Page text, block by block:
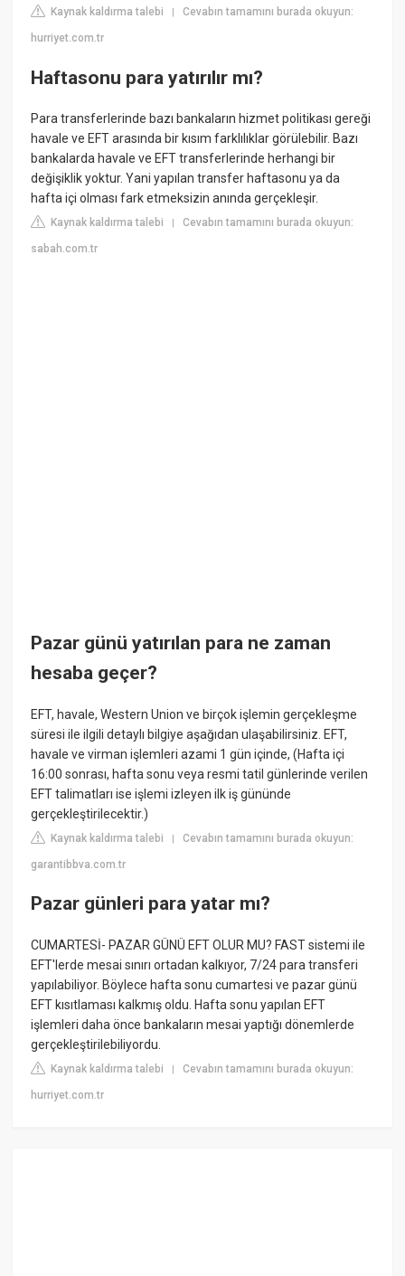
Kaynak kaldırma talebi |Cevabın tamamını burada okuyun:
hurriyet.com.tr
Haftasonu para yatırılır mı?
Para transferlerinde bazı bankaların hizmet politikası gereği
havale ve EFT arasında bir kısım farklılıklar görülebilir. Bazı
bankalarda havale ve EFT transferlerinde herhangi bir
değişiklik yoktur. Yani yapılan transfer haftasonu ya da
hafta içi olması fark etmeksizin anında gerçekleşir.
Kaynak kaldırma talebi |Cevabın tamamını burada okuyun:
sabah.com.tr
Pazar günü yatırılan para ne zaman
hesaba geçer?
EFT, havale, Western Union ve birçok işlemin gerçekleşme
süresi ile ilgili detaylı bilgiye aşağıdan ulaşabilirsiniz. EFT,
havale ve virman işlemleri azami 1 gün içinde, (Hafta içi
16:00 sonrası, hafta sonu veya resmi tatil günlerinde verilen
EFT talimatları ise işlemi izleyen ilk iş gününde
gerçekleştirilecektir.)
Kaynak kaldırma talebi |Cevabın tamamını burada okuyun:
garantibbva.com.tr
Pazar günleri para yatar mı?
CUMARTESİ- PAZAR GÜNÜ EFT OLUR MU? FAST sistemi ile
EFT'lerde mesai sınırı ortadan kalkıyor, 7/24 para transferi
yapılabiliyor. Böylece hafta sonu cumartesi ve pazar günü
EFT kısıtlaması kalkmış oldu. Hafta sonu yapılan EFT
işlemleri daha önce bankaların mesai yaptığı dönemlerde
gerçekleştirilebiliyordu.
Kaynak kaldırma talebi |Cevabın tamamını burada okuyun:
hurriyet.com.tr